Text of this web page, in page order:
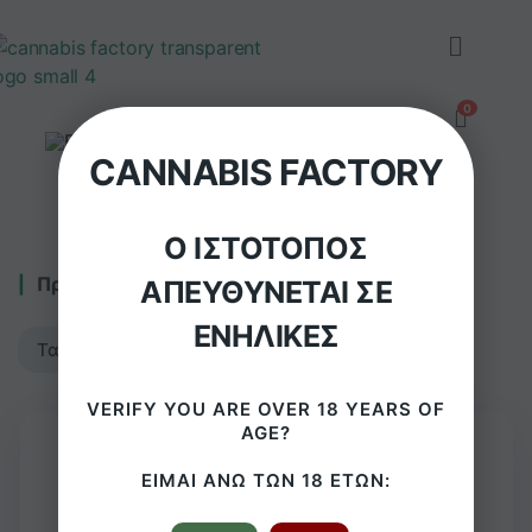
CANNABIS FACTORY
Ο ΙΣΤΌΤΟΠΟΣ
ΑΠΕΥΘΎΝΕΤΑΙ ΣΕ
ΕΝΉΛΙΚΕΣ
VERIFY YOU ARE OVER 18 YEARS OF
AGE?
ΕΊΜΑΙ ΆΝΩ ΤΩΝ 18 ΕΤΏΝ:
Προβάλλονται όλα - 8 αποτελέσματα